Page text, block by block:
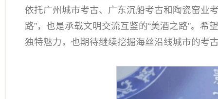
依托广州城市考古、广东沉船考古和陶瓷窑业
路”，也是承载文明交流互鉴的“美酒之路”。
独特魅力，也期待继续挖掘海丝沿线城市的考